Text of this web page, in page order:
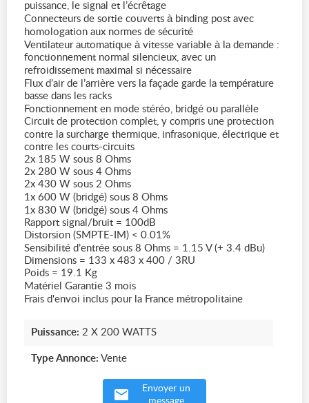
puissance, le signal et l’écrêtage
Connecteurs de sortie couverts à binding post avec
homologation aux normes de sécurité
Ventilateur automatique à vitesse variable à la demande :
fonctionnement normal silencieux, avec un
refroidissement maximal si nécessaire
Flux d’air de l’arrière vers la façade garde la température
basse dans les racks
Fonctionnement en mode stéréo, bridgé ou parallèle
Circuit de protection complet, y compris une protection
contre la surcharge thermique, infrasonique, électrique et
contre les courts-circuits
2x 185 W sous 8 Ohms
2x 280 W sous 4 Ohms
2x 430 W sous 2 Ohms
1x 600 W (bridgé) sous 8 Ohms
1x 830 W (bridgé) sous 4 Ohms
Rapport signal/bruit = 100dB
Distorsion (SMPTE-IM) < 0.01%
Sensibilité d’entrée sous 8 Ohms = 1.15 V (+ 3.4 dBu)
Dimensions = 133 x 483 x 400 / 3RU
Poids = 19.1 Kg
Matériel Garantie 3 mois
Frais d'envoi inclus pour la France métropolitaine
Puissance: 2 X 200 WATTS
Type Annonce: Vente
Envoyer un
message